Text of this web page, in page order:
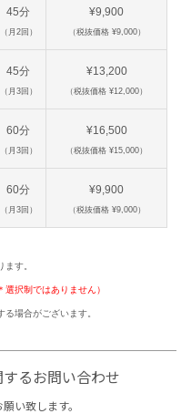
45分
（月2回）
¥9,900
（税抜価格 ¥9,000）
45分
（月3回）
¥13,200
（税抜価格 ¥12,000）
60分
（月3回）
¥16,500
（税抜価格 ¥15,000）
60分
（月3回）
¥9,900
（税抜価格 ¥9,000）
す。
択制ではありません）
場合がございます。